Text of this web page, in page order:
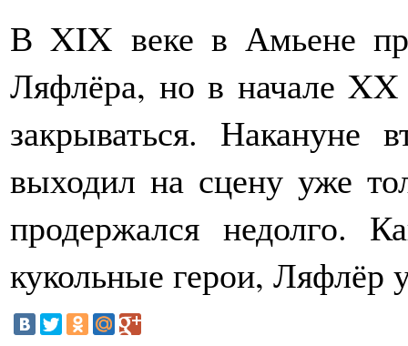
В XIX веке в Амьене
Ляфлёра, но в начале
закрываться. Накануне
выходил на сцену уже
продержался недолго.
кукольные герои, Ляфлёр